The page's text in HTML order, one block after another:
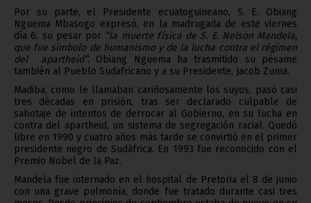
Por su parte, el Presidente ecuatoguineano, S. E. Obiang
Nguema Mbasogo expresó, en la madrugada de este viernes
día 6, su pesar por “la muerte física de S. E. Nelson Mandela,
que fue símbolo de humanismo y de la lucha contra el régimen
del apartheid”.Obiang Nguema ha trasmitido su pésame
también al Pueblo Sudafricano y a su Presidente, Jacob Zuma.
Madiba, como le llamaban cariñosamente los suyos, pasó casi
tres décadas en prisión, tras ser declarado culpable de
sabotaje de intentos de derrocar al Gobierno, en su lucha en
contra del apartheid, un sistema de segregación racial. Quedó
libre en 1990 y cuatro años más tarde se convirtió en el primer
presidente negro de Sudáfrica. En 1993 fue reconocido con el
Premio Nobel de la Paz.
Mandela fue internado en el hospital de Pretoria el 8 de junio
con una grave pulmonía, donde fue tratado durante casi tres